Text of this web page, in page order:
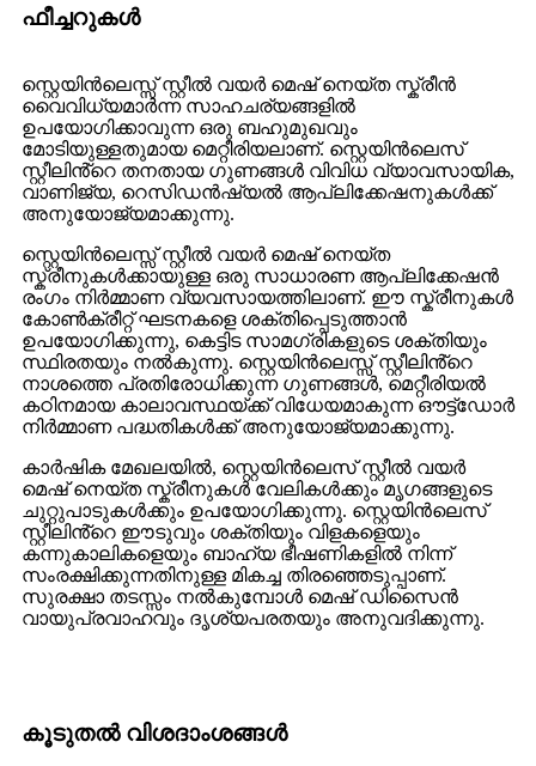
ഫീച്ചറുകൾ
സ്റ്റെയിൻലെസ്സ് സ്റ്റീൽ വയർ മെഷ് നെയ്ത സ്ക്രീൻ
വൈവിധ്യമാർന്ന സാഹചര്യങ്ങളിൽ
ഉപയോഗിക്കാവുന്ന ഒരു ബഹുമുഖവും
മോടിയുള്ളതുമായ മെറ്റീരിയലാണ്. സ്റ്റെയിൻലെസ്
സ്റ്റീലിൻ്റെ തനതായ ഗുണങ്ങൾ വിവിധ വ്യാവസായിക,
വാണിജ്യ, റെസിഡൻഷ്യൽ ആപ്ലിക്കേഷനുകൾക്ക്
അനുയോജ്യമാക്കുന്നു.
സ്റ്റെയിൻലെസ്സ് സ്റ്റീൽ വയർ മെഷ് നെയ്ത
സ്ക്രീനുകൾക്കായുള്ള ഒരു സാധാരണ ആപ്ലിക്കേഷൻ
രംഗം നിർമ്മാണ വ്യവസായത്തിലാണ്. ഈ സ്ക്രീനുകൾ
കോൺക്രീറ്റ് ഘടനകളെ ശക്തിപ്പെടുത്താൻ
ഉപയോഗിക്കുന്നു, കെട്ടിട സാമഗ്രികളുടെ ശക്തിയും
സ്ഥിരതയും നൽകുന്നു. സ്റ്റെയിൻലെസ്സ് സ്റ്റീലിൻ്റെ
നാശത്തെ പ്രതിരോധിക്കുന്ന ഗുണങ്ങൾ, മെറ്റീരിയൽ
കഠിനമായ കാലാവസ്ഥയ്ക്ക് വിധേയമാകുന്ന ഔട്ട്ഡോർ
നിർമ്മാണ പദ്ധതികൾക്ക് അനുയോജ്യമാക്കുന്നു.
കാർഷിക മേഖലയിൽ, സ്റ്റെയിൻലെസ് സ്റ്റീൽ വയർ
മെഷ് നെയ്ത സ്ക്രീനുകൾ വേലികൾക്കും മൃഗങ്ങളുടെ
ചുറ്റുപാടുകൾക്കും ഉപയോഗിക്കുന്നു. സ്റ്റെയിൻലെസ്
സ്റ്റീലിൻ്റെ ഈടുവും ശക്തിയും വിളകളെയും
കന്നുകാലികളെയും ബാഹ്യ ഭീഷണികളിൽ നിന്ന്
സംരക്ഷിക്കുന്നതിനുള്ള മികച്ച തിരഞ്ഞെടുപ്പാണ്.
സുരക്ഷാ തടസ്സം നൽകുമ്പോൾ മെഷ് ഡിസൈൻ
വായുപ്രവാഹവും ദൃശ്യപരതയും അനുവദിക്കുന്നു.
കൂടുതൽ വിശദാംശങ്ങൾ